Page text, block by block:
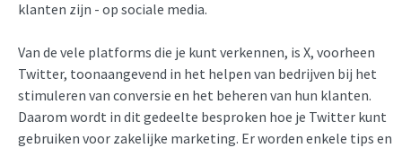
klanten zijn - op sociale media.
Van de vele platforms die je kunt verkennen, is X, voorheen
Twitter, toonaangevend in het helpen van bedrijven bij het
stimuleren van conversie en het beheren van hun klanten.
Daarom wordt in dit gedeelte besproken hoe je Twitter kunt
gebruiken voor zakelijke marketing. Er worden enkele tips en